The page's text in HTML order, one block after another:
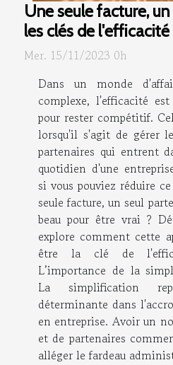
Une seule facture,
les clés de
Mer. 15/11/2023 0h
Dans un monde
complexe, l'efficacité
pour rester compétitif.
lorsqu'il s'agit de gérer
partenaires qui entrent
quotidien d'une
si vous pouviez réduire
seule facture, un seul
beau pour être vrai ?
explore comment cette
être la clé de
L’importance de la
La simplification
déterminante dans
en entreprise. Avoir un
et de partenaires
alléger le fardeau